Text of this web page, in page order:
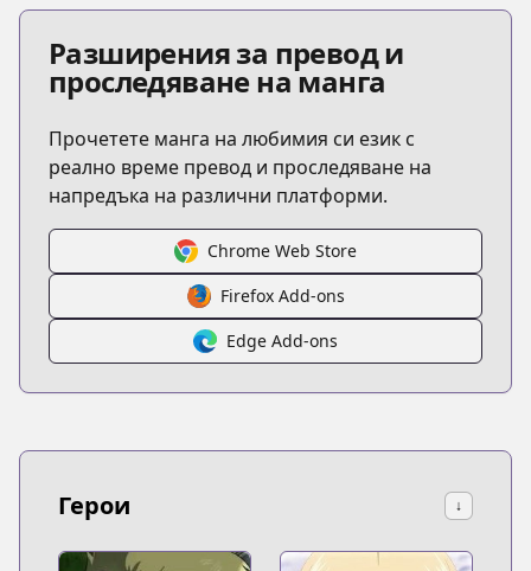
Разширения за превод и
проследяване на манга
Прочетете манга на любимия си език с
реално време превод и проследяване на
напредъка на различни платформи.
Chrome Web Store
Firefox Add-ons
Edge Add-ons
Герои ↓